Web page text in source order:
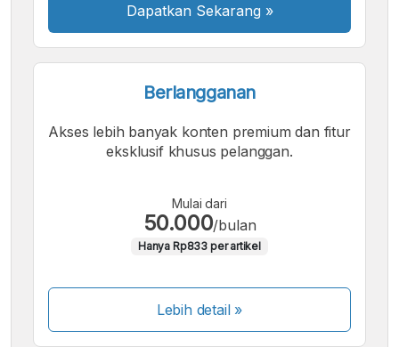
Dapatkan Sekarang »
Berlangganan
Akses lebih banyak konten premium dan fitur
eksklusif khusus pelanggan.
Mulai dari
50.000/bulan
Hanya Rp833 per artikel
Lebih detail »